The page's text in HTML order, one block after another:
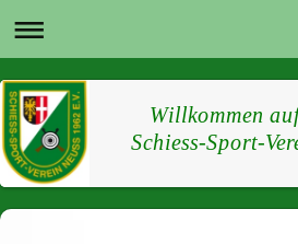
Willkommen
Schiess-Sport-